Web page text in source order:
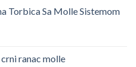
Torbica Sa Molle Sistemom
ranac molle